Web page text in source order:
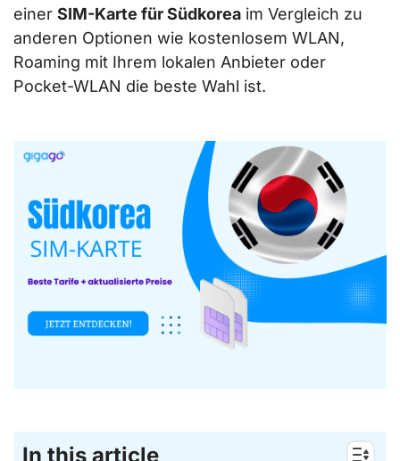
einer SIM-Karte für Südkorea im Vergleich zu
anderen Optionen wie kostenlosem WLAN,
Roaming mit Ihrem lokalen Anbieter oder
Pocket-WLAN die beste Wahl ist.
In this article